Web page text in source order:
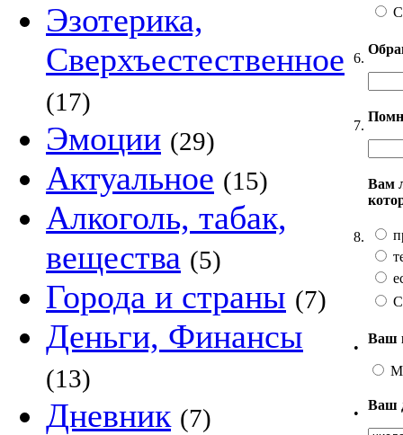
Эзотерика,
Сверхъестественное
(17)
Эмоции (29)
Актуальное (15)
Алкоголь, табак,
вещества (5)
Города и страны (7)
Деньги, Финансы
(13)
Дневник (7)
6.
7.
8.
Вам
•
Ваш
•
Ваш